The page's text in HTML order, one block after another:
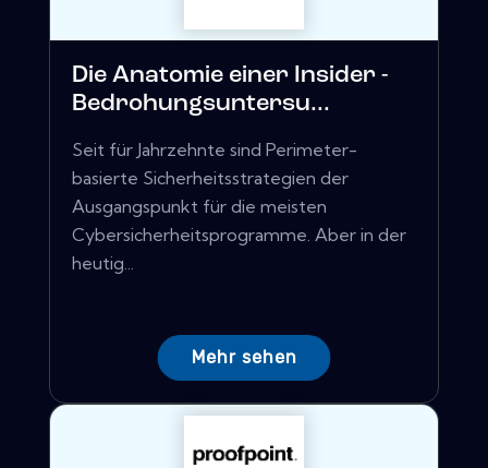
Die Anatomie einer Insider -
Bedrohungsuntersu...
Seit für Jahrzehnte sind Perimeter-
basierte Sicherheitsstrategien der
Ausgangspunkt für die meisten
Cybersicherheitsprogramme. Aber in der
heutig...
Mehr sehen